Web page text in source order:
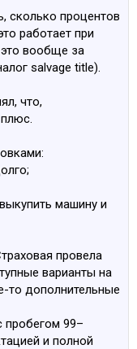
сколько процентов
работает при
это вообще за
salvage title).
что,
машину и
провела
варианты на
то дополнительные
99–
и полной